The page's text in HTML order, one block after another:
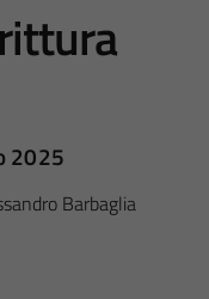
2025
Barbaglia